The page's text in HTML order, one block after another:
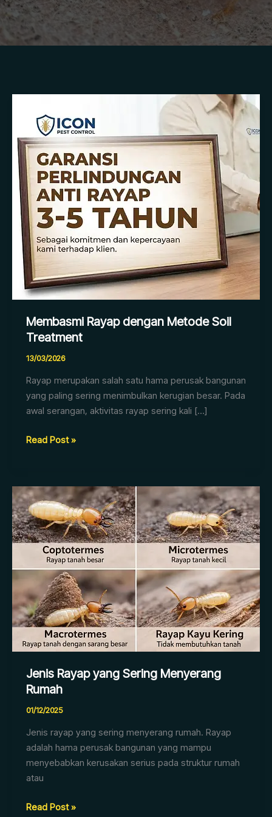
Membasmi Rayap dengan Metode Soil
Treatment
13/03/2026
Rayap merupakan salah satu hama perusak bangunan
yang paling sering menimbulkan kerugian besar. Pada
awal serangan, aktivitas rayap sering kali […]
Rayap
dengan
Metode
Soil
Treatment
Read Post »
Jenis Rayap yang Sering Menyerang
Rumah
01/12/2025
Jenis rayap yang sering menyerang rumah. Rayap
adalah hama perusak bangunan yang mampu
menyebabkan kerusakan serius pada struktur rumah
atau
Jenis
Rayap
yang
Sering
Menyerang
Rumah
Read Post »